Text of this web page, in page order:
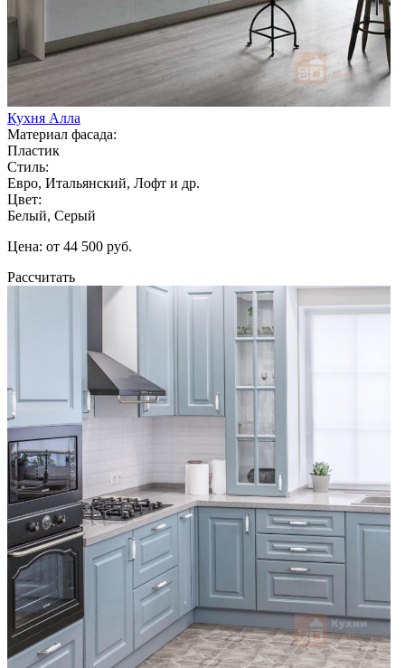
Кухня Алла
Материал фасада:
Пластик
Стиль:
Евро, Итальянский, Лофт и др.
Цвет:
Белый, Серый
Цена: от 44 500 руб.
Рассчитать